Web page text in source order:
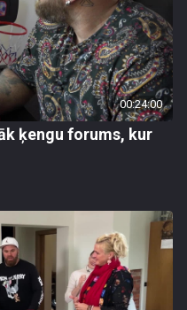
00:24:00
ķengu forums, kur